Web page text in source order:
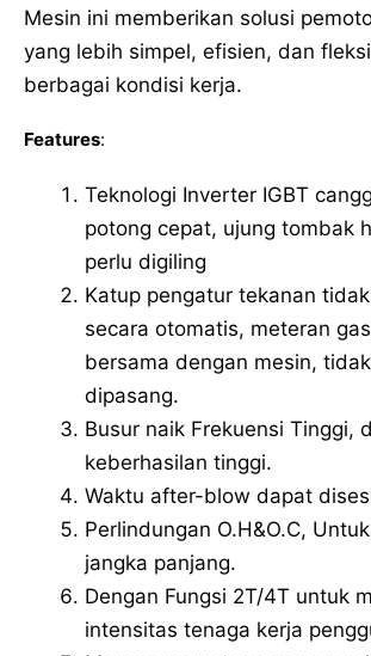
Mesin ini memberikan solusi
yang lebih simpel, efisien, dan
berbagai kondisi kerja.
Features:
Teknologi Inverter IGBT
potong cepat, ujung tombak
perlu digiling
Katup pengatur tekanan
secara otomatis, meteran
bersama dengan mesin,
dipasang.
Busur naik Frekuensi Tinggi,
keberhasilan tinggi.
Waktu after-blow dapat
Perlindungan O.H&O.C,
jangka panjang.
Dengan Fungsi 2T/4T untuk
intensitas tenaga kerja